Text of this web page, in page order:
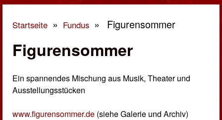
Sie sind hier
Startseite » Fundus » Figurensommer
Figurensommer
Ein spannendes Mischung aus Musik, Theater und
Ausstellungsstücken
www.figurensommer.de (siehe Galerie und Archiv)